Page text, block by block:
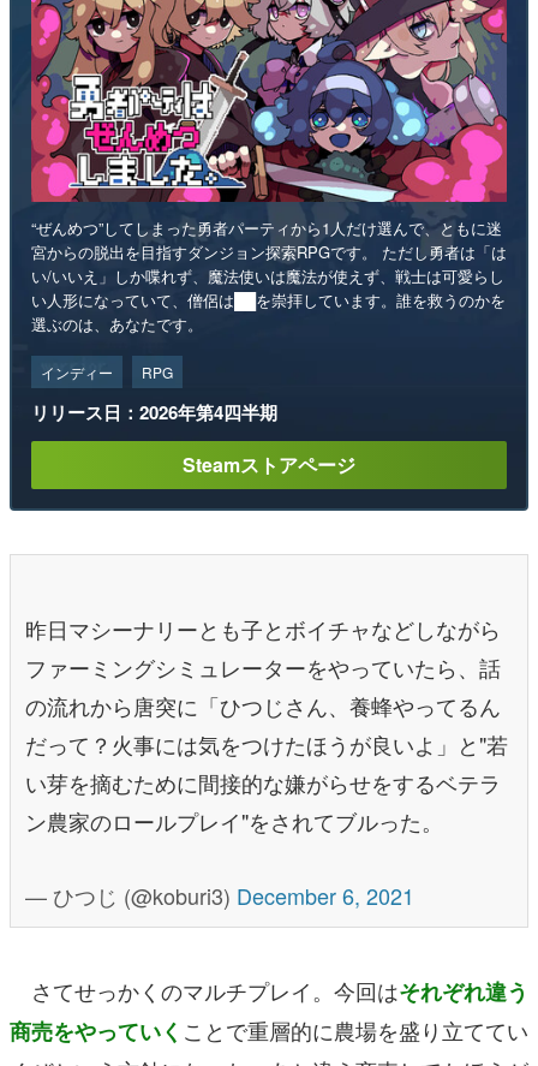
“ぜんめつ”してしまった勇者パーティから1人だけ選んで、ともに迷
宮からの脱出を目指すダンジョン探索RPGです。 ただし勇者は「は
い/いいえ」しか喋れず、魔法使いは魔法が使えず、戦士は可愛らし
い人形になっていて、僧侶は██を崇拝しています。誰を救うのかを
選ぶのは、あなたです。
インディー RPG
リリース日：2026年第4四半期
Steamストアページ
昨日マシーナリーとも子とボイチャなどしながら
ファーミングシミュレーターをやっていたら、話
の流れから唐突に「ひつじさん、養蜂やってるん
だって？火事には気をつけたほうが良いよ」と"若
い芽を摘むために間接的な嫌がらせをするベテラ
ン農家のロールプレイ"をされてブルった。
— ひつじ (@koburi3) December 6, 2021
さてせっかくのマルチプレイ。今回はそれぞれ違う
商売をやっていく ことで重層的に農場を盛り立ててい